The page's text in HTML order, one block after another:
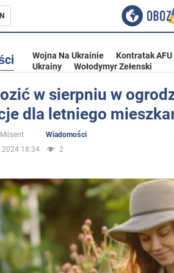
Ukrainie
Wojna Na Ukrainie Kontratak AFU
Ukrainy
Wołodymyr Zełenski
w sierpniu w
dla letniego
Wiadomości
18:34
2